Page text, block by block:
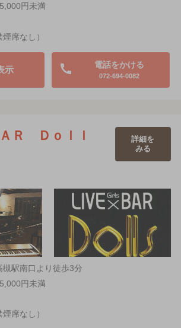
円未満
席なし）
電話をかける
072-694-0082
示
Ｒ Ｄｏｌｌ
詳細を
みる
駅南口より徒歩3分
円未満
席なし）